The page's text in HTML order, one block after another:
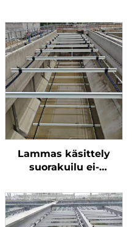
Lammas käsittely
suorakuilu ei-
ketjuhiekkaorjaaja ei-
metallinen rata NH78